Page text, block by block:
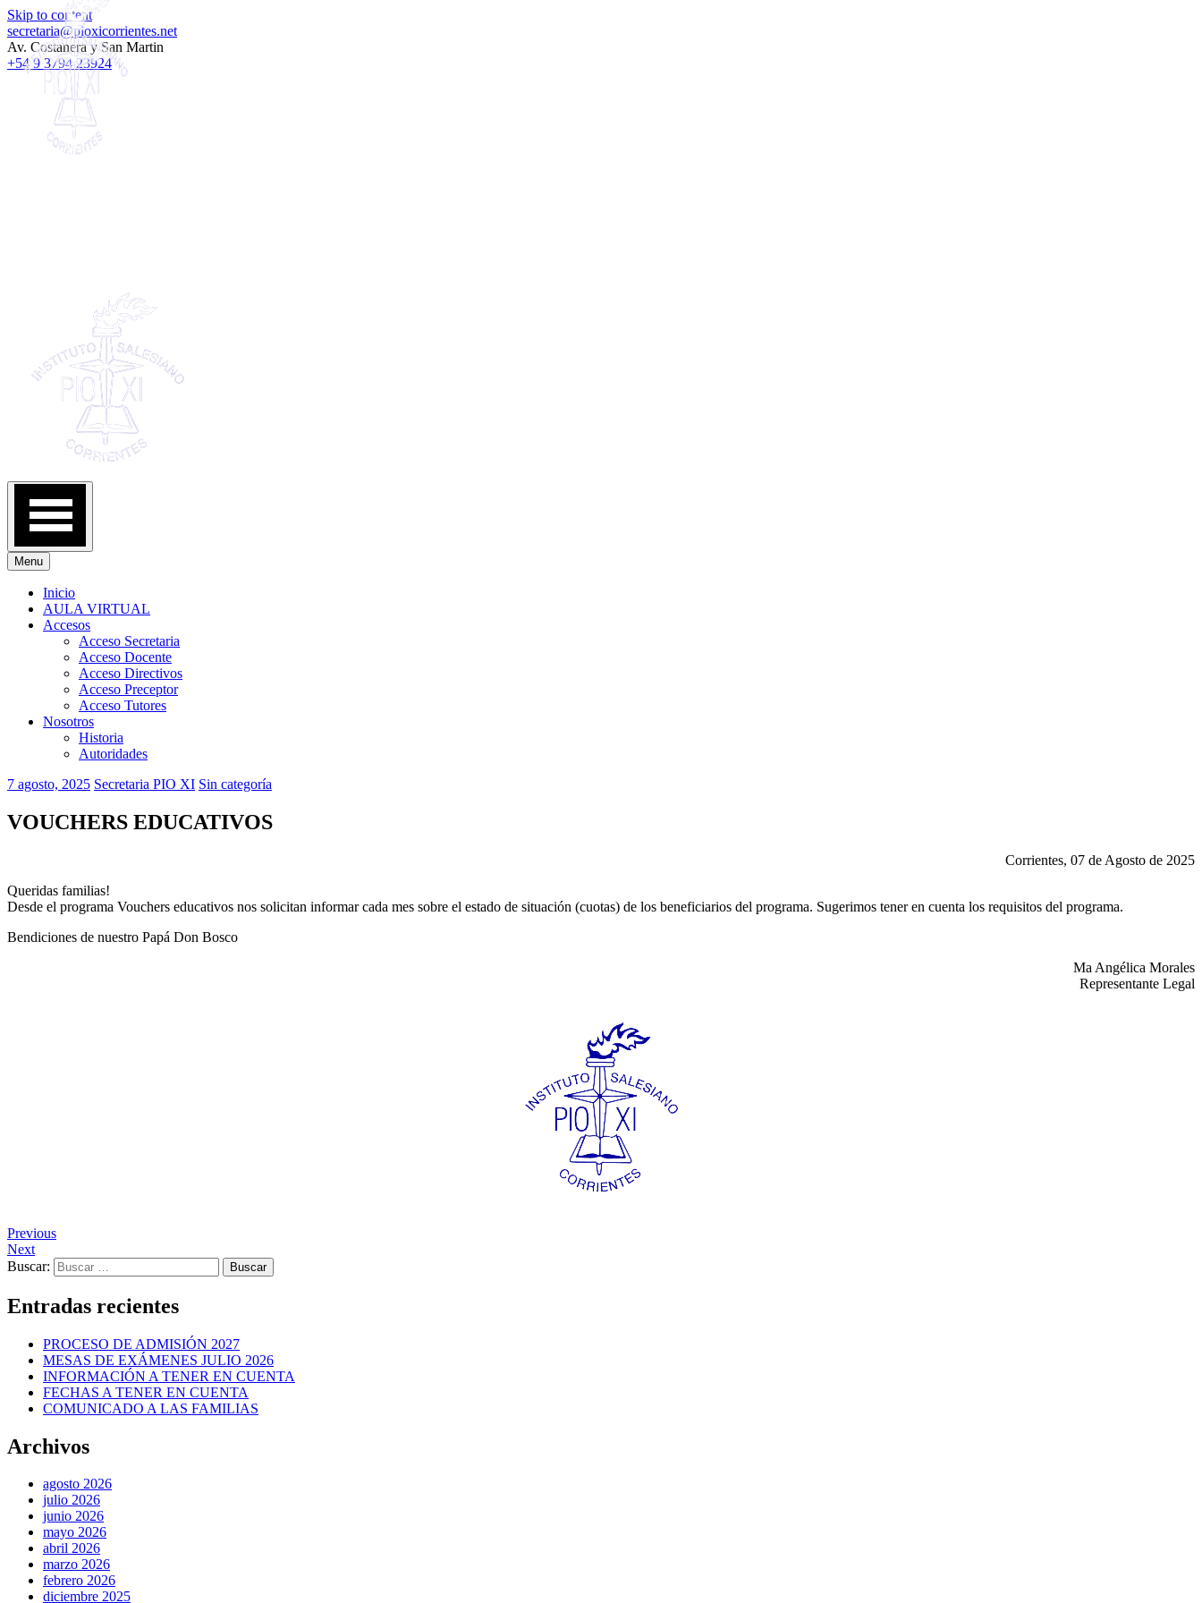
Skip to content
secretaria@pioxicorrientes.net
Av. Costanera y San Martin
+54 9 3794 23924
Menu
Inicio
AULA VIRTUAL
Accesos
Acceso Secretaria
Acceso Docente
Acceso Directivos
Acceso Preceptor
Acceso Tutores
Nosotros
Historia
Autoridades
7 agosto, 2025 Secretaria PIO XI Sin categoría
VOUCHERS EDUCATIVOS
Corrientes, 07 de Agosto de 2025
Queridas familias!
Desde el programa Vouchers educativos nos solicitan informar cada mes sobre el estado de situación (cuotas) de los beneficiarios del programa. Sugerimos tener en cuenta los requisitos del programa.
Bendiciones de nuestro Papá Don Bosco
Ma Angélica Morales
Representante Legal
Previous
Next
Buscar:
Entradas recientes
PROCESO DE ADMISIÓN 2027
MESAS DE EXÁMENES JULIO 2026
INFORMACIÓN A TENER EN CUENTA
FECHAS A TENER EN CUENTA
COMUNICADO A LAS FAMILIAS
Archivos
agosto 2026
julio 2026
junio 2026
mayo 2026
abril 2026
marzo 2026
febrero 2026
diciembre 2025